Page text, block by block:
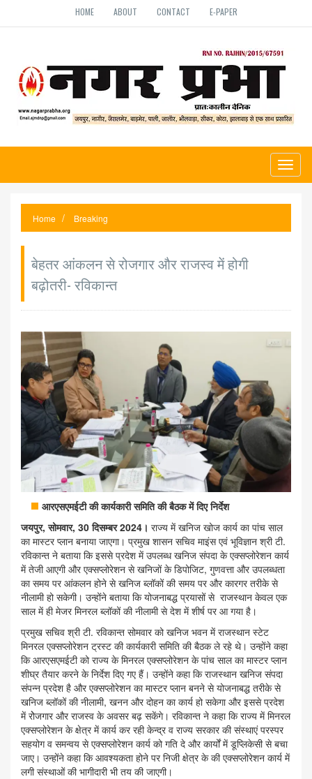
HOME ABOUT CONTACT E-PAPER
Home Breaking
बेहतर आंकलन से रोजगार और राजस्व में होगी
बढ़ोतरी- रविकान्त
आरएसएमईटी की कार्यकारी समिति की बैठक में दिए निर्देश
जयपुर, सोमवार, 30 दिसम्बर 2024। राज्य में खनिज खोज कार्य का पांच साल
का मास्टर प्लान बनाया जाएगा। प्रमुख शासन सचिव माइंस एवं भूविज्ञान श्री टी.
रविकान्त ने बताया कि इससे प्रदेश में उपलब्ध खनिज संपदा के एक्सप्लोरेशन कार्य
में तेजी आएगी और एक्सप्लोरेशन से खनिजों के डिपोजिट, गुणवत्ता और उपलब्धता
का समय पर आंकलन होने से खनिज ब्लॉकों की समय पर और कारगर तरीके से
नीलामी हो सकेगी। उन्होंने बताया कि योजनाबद्ध प्रयासों से राजस्थान केवल एक
साल में ही मेजर मिनरल ब्लॉकों की नीलामी से देश में शीर्ष पर आ गया है।
प्रमुख सचिव श्री टी. रविकान्त सोमवार को खनिज भवन में राजस्थान स्टेट
मिनरल एक्सप्लोरेशन ट्रस्ट की कार्यकारी समिति की बैठक ले रहे थे। उन्होंने कहा
कि आरएसएमईटी को राज्य के मिनरल एक्सप्लोरेशन के पांच साल का मास्टर प्लान
शीघ्र तैयार करने के निर्देश दिए गए हैं। उन्होंने कहा कि राजस्थान खनिज संपदा
संपन्न प्रदेश है और एक्सप्लोरेशन का मास्टर प्लान बनने से योजनाबद्ध तरीके से
खनिज ब्लॉकों की नीलामी, खनन और दोहन का कार्य हो सकेगा और इससे प्रदेश
में रोेजगार और राजस्व के अवसर बढ़ सकेंगे। रविकान्त ने कहा कि राज्य में मिनरल
एक्सप्लोरेशन के क्षेत्र में कार्य कर रही केन्द्र व राज्य सरकार की संस्थाएं परस्पर
सहयोग व समन्वय से एक्सप्लोरेशन कार्य को गति दे और कार्यों में डूप्लिकेसी से बचा
जाए। उन्होंने कहा कि आवश्यकता होने पर निजी क्षेत्र के की एक्सप्लोरेशन कार्य में
लगी संस्थाओं की भागीदारी भी तय की जाएगी।